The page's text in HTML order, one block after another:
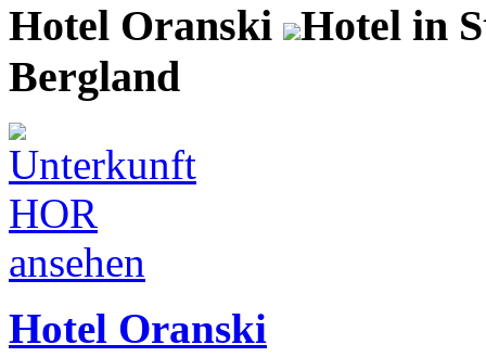
Hotel Oranski Hotel in
Bergland
Hotel Oranski